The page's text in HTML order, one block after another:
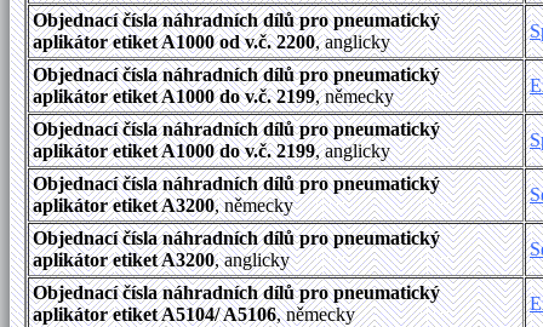
Objednací čísla náhradních dílů pro pneumatický
aplikátor etiket A1000 od v.č. 2200, anglicky
Objednací čísla náhradních dílů pro pneumatický
aplikátor etiket A1000 do v.č. 2199, německy
Objednací čísla náhradních dílů pro pneumatický
aplikátor etiket A1000 do v.č. 2199, anglicky
Objednací čísla náhradních dílů pro pneumatický
aplikátor etiket A3200, německy
Objednací čísla náhradních dílů pro pneumatický
aplikátor etiket A3200, anglicky
Objednací čísla náhradních dílů pro pneumatický
aplikátor etiket A5104/ A5106, německy